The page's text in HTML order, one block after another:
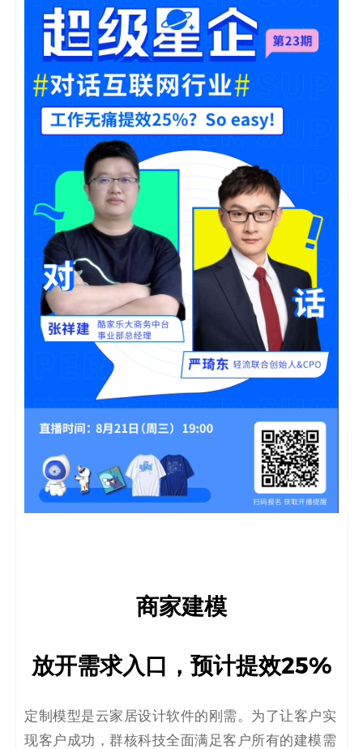
商家建模
放开需求入口，预计提效25%
定制模型是云家居设计软件的刚需。为了让客户实
现客户成功，群核科技全面满足客户所有的建模需